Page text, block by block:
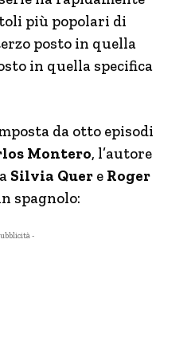
più popolari di
posto in quella
in quella specifica
da otto episodi
Montero, l’autore
Silvia Quer e Roger
spagnolo:
-